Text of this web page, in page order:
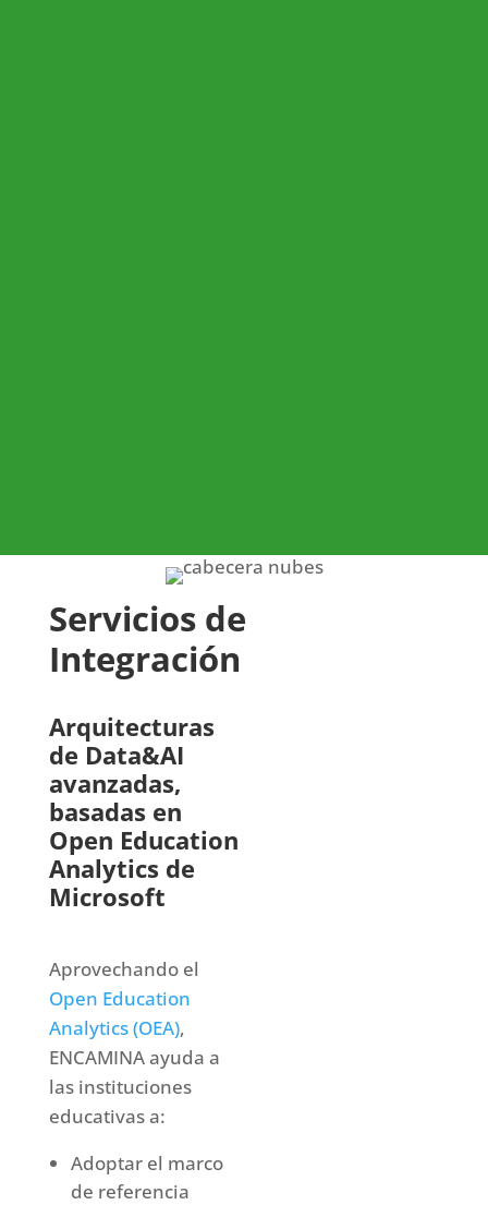
Servicios de
Integración
Arquitecturas
de Data&AI
avanzadas,
basadas en
Open Education
Analytics de
Microsoft
Aprovechando el
Open Education
Analytics (OEA),
ENCAMINA ayuda a
las instituciones
educativas a:
Adoptar el marco
de referencia